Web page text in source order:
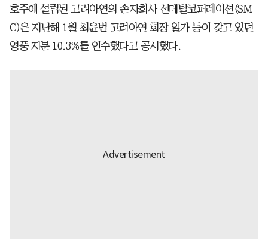
호주에 설립된 고려아연의 손자회사 선메탈코퍼레이션(SM
C)은 지난해 1월 최윤범 고려아연 회장 일가 등이 갖고 있던
영풍 지분 10.3%를 인수했다고 공시했다.